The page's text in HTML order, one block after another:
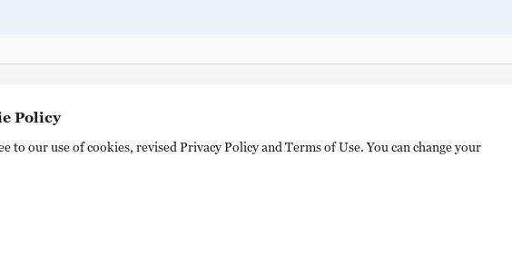
号
Policy
to our use of cookies, revised Privacy Policy and Terms of Use. You can change your